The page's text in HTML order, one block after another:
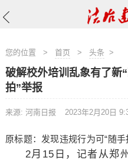
您的位置 > 首页 > 头条>
破解校外培训乱象有了新
拍”举报
来源: 河南日报 2023年2月20日
原标题：发现违规行为可“随手
2月15日，记者从郑